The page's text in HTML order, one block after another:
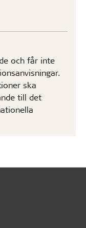
och får inte
ska
till det